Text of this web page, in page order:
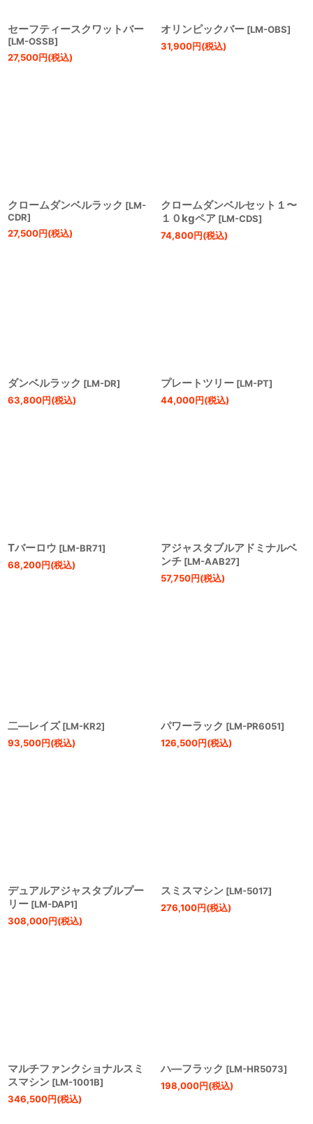
セーフティースクワットバー
[LM-OSSB]
27,500円(税込)
オリンピックバー [LM-OBS]
31,900円(税込)
クロームダンベルラック [LM-
CDR]
27,500円(税込)
クロームダンベルセット１〜
１０kgペア [LM-CDS]
74,800円(税込)
ダンベルラック [LM-DR]
63,800円(税込)
プレートツリー [LM-PT]
44,000円(税込)
Tバーロウ [LM-BR71]
68,200円(税込)
アジャスタブルアドミナルベ
ンチ [LM-AAB27]
57,750円(税込)
二―レイズ [LM-KR2]
93,500円(税込)
パワーラック [LM-PR6051]
126,500円(税込)
デュアルアジャスタブルプー
リー [LM-DAP1]
308,000円(税込)
スミスマシン [LM-5017]
276,100円(税込)
マルチファンクショナルスミ
スマシン [LM-1001B]
346,500円(税込)
ハ―フラック [LM-HR5073]
198,000円(税込)